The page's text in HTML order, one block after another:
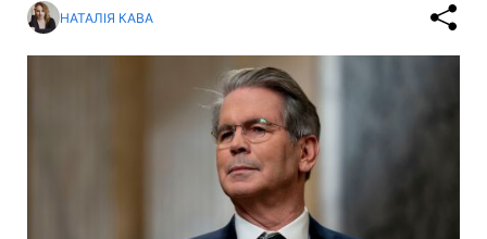
НАТАЛІЯ КАВА